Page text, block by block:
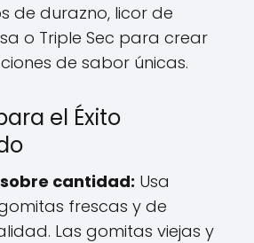
de durazno, licor de
o Triple Sec para crear
de sabor únicas.
el Éxito
cantidad: Usa
frescas y de
Las gomitas viejas y